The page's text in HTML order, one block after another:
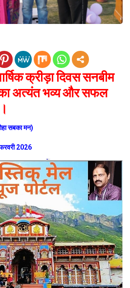
क्रीड़ा दिवस सनबीम
अत्यंत भव्य और सफल
सबका मन)
2026